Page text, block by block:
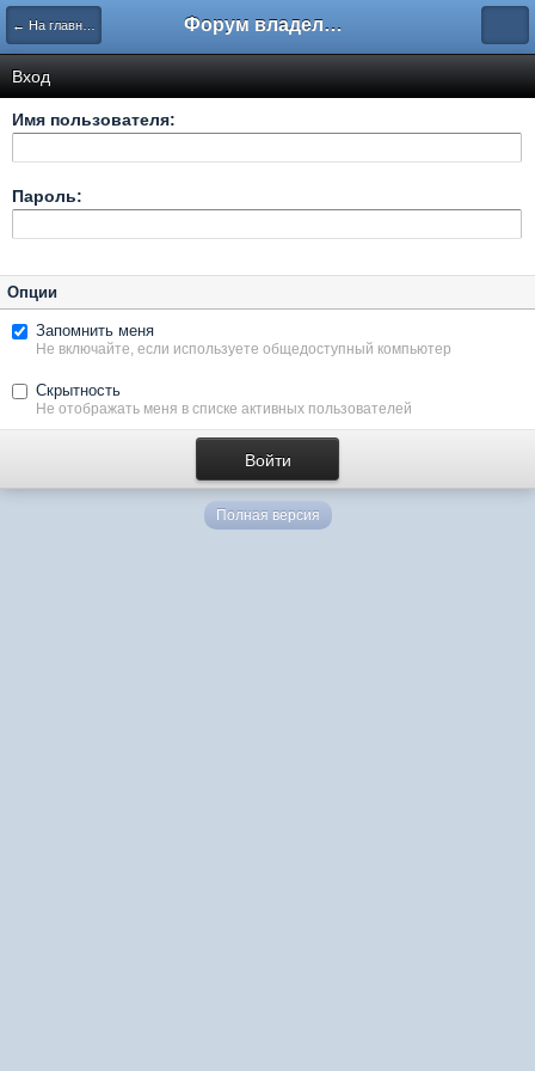
← На главную Форум владельцев интернет-магазинов
Вход
Имя пользователя:
Пароль:
Опции
Запомнить меня
Не включайте, если используете общедоступный компьютер
Скрытность
Не отображать меня в списке активных пользователей
Полная версия